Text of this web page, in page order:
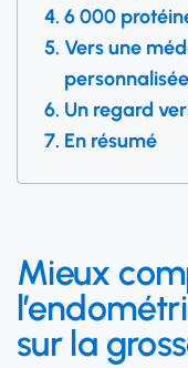
6 000
Vers une
personnalisée
Un regard
En résumé
Mieux
sur la